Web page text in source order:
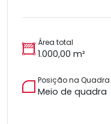
Área total
1.000,00 m²
Posição na Quadra
Meio de quadra